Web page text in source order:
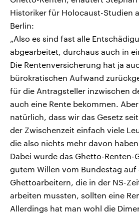
Historiker für Holocaust-Studien
Berlin:
„Also es sind fast alle
abgearbeitet, durchaus auch in
Die Rentenversicherung hat ja
bürokratischen Aufwand
für die Antragsteller inzwischen
auch eine Rente bekommen.
natürlich, dass wir das Gesetz
der Zwischenzeit einfach viele
die also nichts mehr davon
Dabei wurde das Ghetto-Renten-
gutem Willen vom Bundestag auf
Ghettoarbeitern, die in der NS-
arbeiten mussten, sollten eine
Allerdings hat man wohl die